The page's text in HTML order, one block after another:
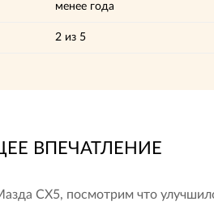
менее года
2из 5
ВПЕЧАТЛЕНИЕ
СХ5, посмотрим что